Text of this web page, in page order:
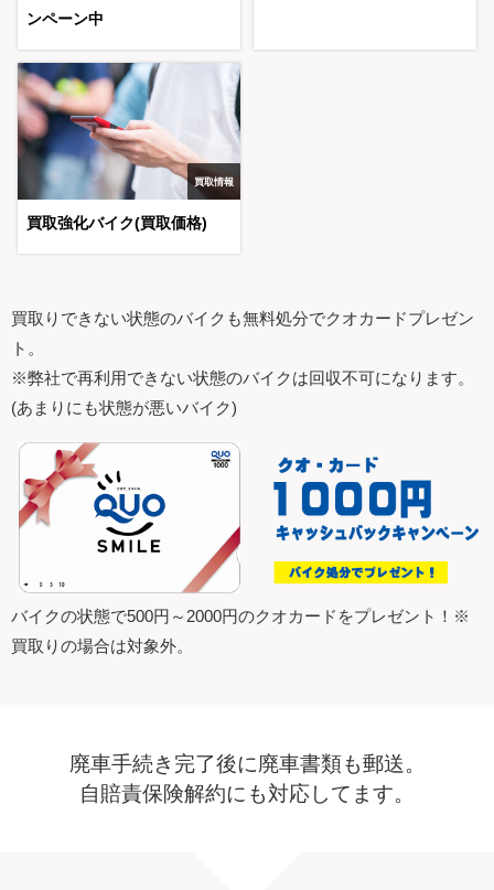
ンペーン中
買取情報
買取強化バイク(買取価格)
買取りできない状態のバイクも無料処分でクオカードプレゼン
ト。
※弊社で再利用できない状態のバイクは回収不可になります。
(あまりにも状態が悪いバイク)
バイクの状態で500円～2000円のクオカードをプレゼント！※
買取りの場合は対象外。
廃車手続き完了後に廃車書類も郵送。
自賠責保険解約にも対応してます。